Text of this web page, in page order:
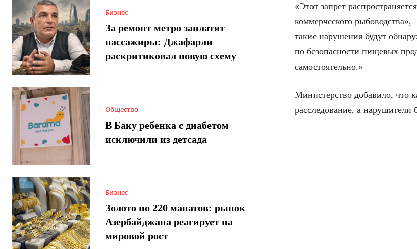
Бизнес
За ремонт метро заплатят
пассажиры: Джафарли
раскритиковал новую схему
Общество
В Баку ребенка с диабетом
исключили из детсада
Бизнес
Золото по 220 манатов: рынок
Азербайджана реагирует на
мировой рост
«Этот запрет
коммерческого
такие нарушения будут
по безопасности пищевых
самостоятельно.»
Министерство добавило, что
расследование, а нарушители